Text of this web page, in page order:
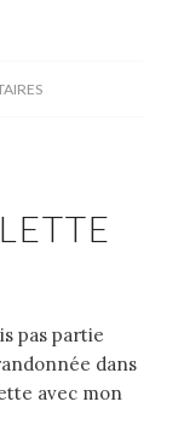
pas partie
dans
avec mon